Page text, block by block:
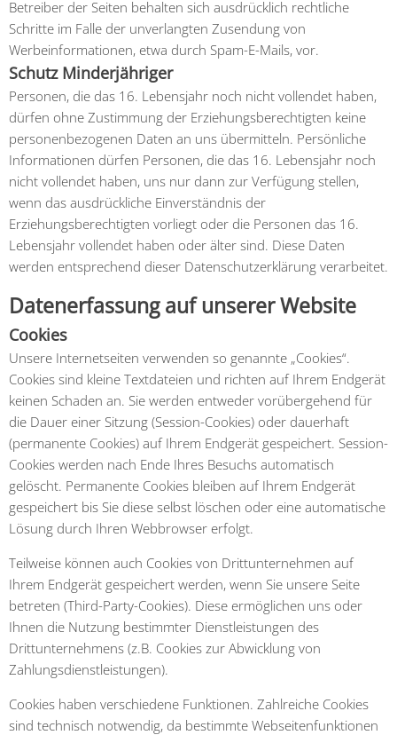
Betreiber der Seiten behalten sich ausdrücklich rechtliche
Schritte im Falle der unverlangten Zusendung von
Werbeinformationen, etwa durch Spam-E-Mails, vor.
Schutz Minderjähriger
Personen, die das 16. Lebensjahr noch nicht vollendet haben,
dürfen ohne Zustimmung der Erziehungsberechtigten keine
personenbezogenen Daten an uns übermitteln. Persönliche
Informationen dürfen Personen, die das 16. Lebensjahr noch
nicht vollendet haben, uns nur dann zur Verfügung stellen,
wenn das ausdrückliche Einverständnis der
Erziehungsberechtigten vorliegt oder die Personen das 16.
Lebensjahr vollendet haben oder älter sind. Diese Daten
werden entsprechend dieser Datenschutzerklärung verarbeitet.
Datenerfassung auf unserer Website
Cookies
Unsere Internetseiten verwenden so genannte „Cookies“.
Cookies sind kleine Textdateien und richten auf Ihrem Endgerät
keinen Schaden an. Sie werden entweder vorübergehend für
die Dauer einer Sitzung (Session-Cookies) oder dauerhaft
(permanente Cookies) auf Ihrem Endgerät gespeichert. Session-
Cookies werden nach Ende Ihres Besuchs automatisch
gelöscht. Permanente Cookies bleiben auf Ihrem Endgerät
gespeichert bis Sie diese selbst löschen oder eine automatische
Lösung durch Ihren Webbrowser erfolgt.
Teilweise können auch Cookies von Drittunternehmen auf
Ihrem Endgerät gespeichert werden, wenn Sie unsere Seite
betreten (Third-Party-Cookies). Diese ermöglichen uns oder
Ihnen die Nutzung bestimmter Dienstleistungen des
Drittunternehmens (z.B. Cookies zur Abwicklung von
Zahlungsdienstleistungen).
Cookies haben verschiedene Funktionen. Zahlreiche Cookies
sind technisch notwendig, da bestimmte Webseitenfunktionen